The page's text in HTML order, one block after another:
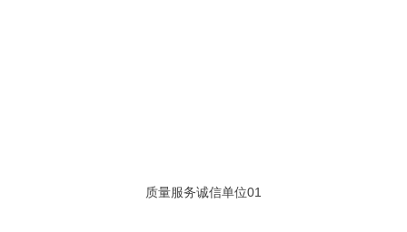
质量服务诚信单位01